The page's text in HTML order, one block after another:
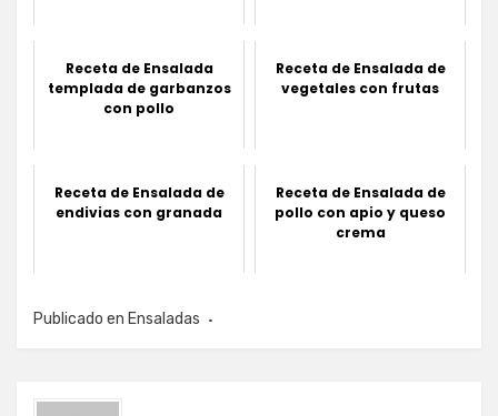
Receta de Ensalada
templada de garbanzos
con pollo
Receta de Ensalada de
vegetales con frutas
Receta de Ensalada de
endivias con granada
Receta de Ensalada de
pollo con apio y queso
crema
Publicado en Ensaladas